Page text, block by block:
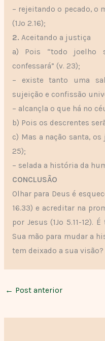
– rejeitando o pecado, o
(1Jo 2.16);
2. Aceitando a justiça
a) Pois “todo joelho
confessará” (v. 23);
– existe tanto uma
sujeição e confissão
– alcançla o que há no
b) Pois os descrentes
c) Mas a nação santa,
25);
– selada a história da
CONCLUSÃO
Olhar para Deus é
16.33) e acreditar na
por Jesus (1Jo 5.11-12).
Sua mão para mudar a
tem deixado a sua visão?
← Post anterior